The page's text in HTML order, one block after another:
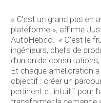
« C’est un grand pas en
plateforme », affirme
AutoHebdo. « C’est le
ingénieurs, chefs de
d’un an de
Et chaque amélioration
objectif : créer un
pertinent et intuitif pour